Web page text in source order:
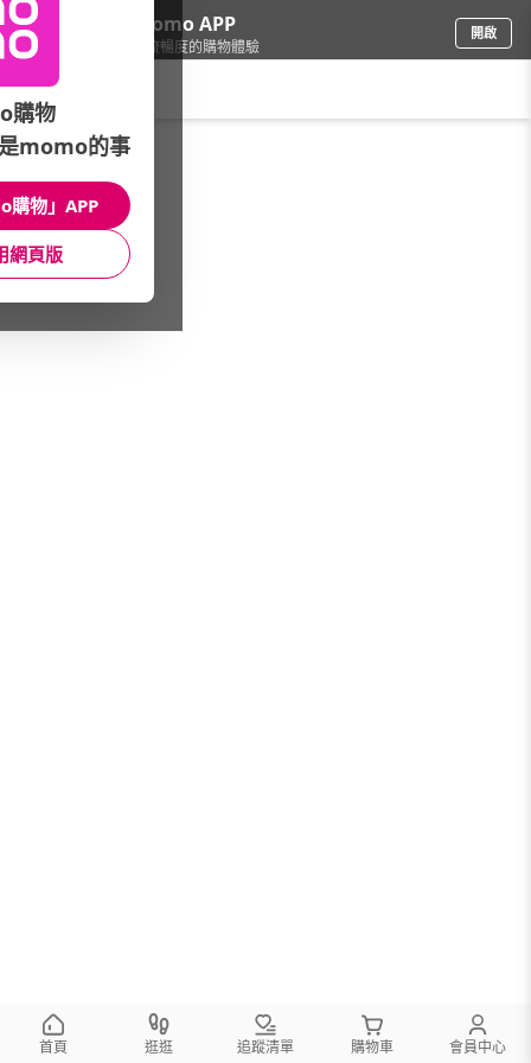
下載momo APP
給你3倍流暢度的購物體驗
開啟
車/機車/品牌全覽(筆劃)
館長推薦 月銷量
首頁 逛逛 追蹤清單 購物車 會員中心
購物
momo的事
購物」APP
網頁版